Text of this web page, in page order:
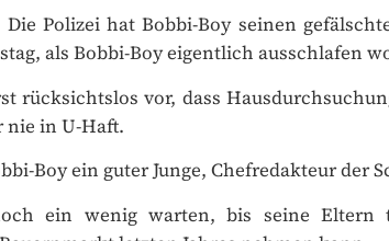
Polizei hat Bobbi-Boy seinen
als Bobbi-Boy eigentlich ausschlafen
rücksichtslos vor, dass
in U-Haft.
Boy ein guter Junge, Chefredakteur der
ein wenig warten, bis seine Eltern
letzten Jahres nehmen kann.